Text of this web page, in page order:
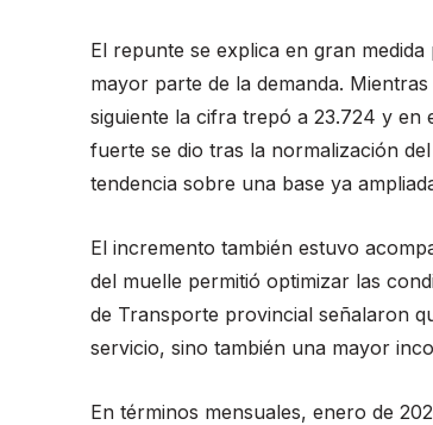
El repunte se explica en gran
mayor parte de la demanda.
siguiente la cifra trepó a 23.724 y en
fuerte se dio tras la normalización
tendencia sobre una base ya
El incremento también estuvo
del muelle permitió optimizar las
de Transporte provincial señalaron
servicio, sino también una mayor
En términos mensuales, enero de